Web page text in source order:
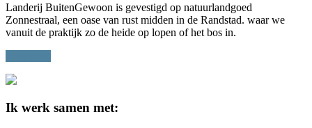
Landerij BuitenGewoon is gevestigd op natuurlandgoed
Zonnestraal, een oase van rust midden in de Randstad. waar we
vanuit de praktijk zo de heide op lopen of het bos in.
Ik werk samen met: